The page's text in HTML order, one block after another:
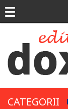
CATEGORII